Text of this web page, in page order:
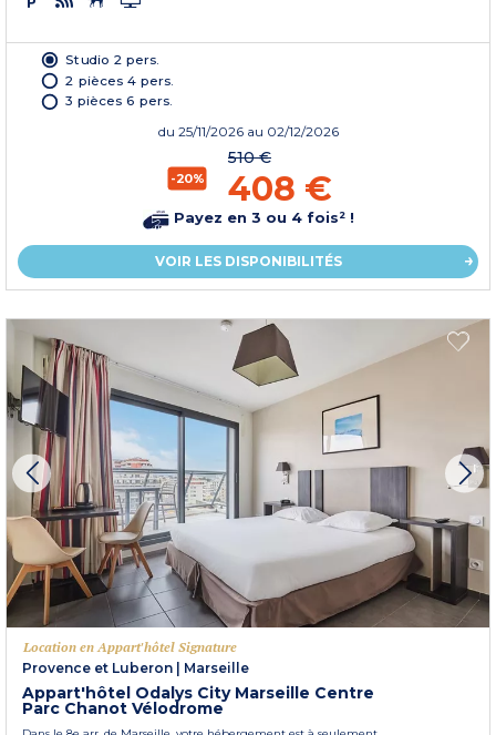
Studio 2 pers.
2 pièces 4 pers.
3 pièces 6 pers.
du 25/11/2026 au 02/12/2026
-20%
510 €
408 €
Payez en 3 ou 4 fois² !
VOIR LES DISPONIBILITÉS
Location en Appart'hôtel Signature
Provence et Luberon | Marseille
Appart'hôtel Odalys City Marseille Centre
Parc Chanot Vélodrome